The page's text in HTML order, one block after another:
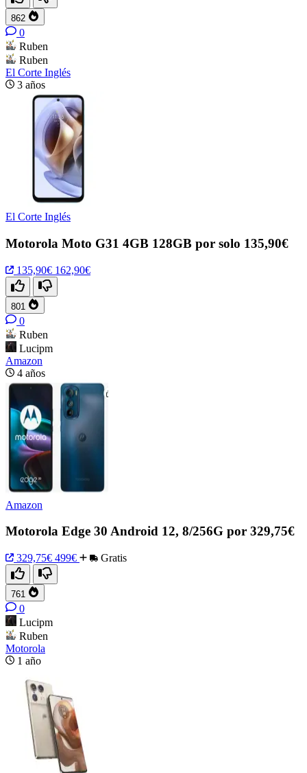
862
0
Ruben
Ruben
El Corte Inglés
3 años
El Corte Inglés
Motorola Moto G31 4GB 128GB por solo 135,90€
135,90€ 162,90€
801
0
Ruben
Lucipm
Amazon
4 años
Amazon
Motorola Edge 30 Android 12, 8/256G por 329,75€
329,75€ 499€ Gratis
761
0
Lucipm
Ruben
Motorola
1 año